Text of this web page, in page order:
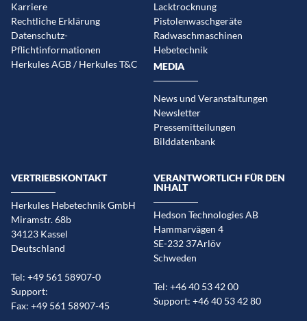
Karriere
Rechtliche Erklärung
Datenschutz-
Pflichtinformationen
Herkules AGB / Herkules T&C
Lacktrocknung
Pistolenwaschgeräte
Radwaschmaschinen
Hebetechnik
MEDIA
News und Veranstaltungen
Newsletter
Pressemitteilungen
Bilddatenbank
VERTRIEBSKONTAKT
Herkules Hebetechnik GmbH
Miramstr. 68b
34123 Kassel
Deutschland
Tel: +49 561 58907-0
Support:
Fax: +49 561 58907-45
VERANTWORTLICH FÜR DEN
INHALT
Hedson Technologies AB
Hammarvägen 4
SE-232 37Arlöv
Schweden
Tel: +46 40 53 42 00
Support: +46 40 53 42 80